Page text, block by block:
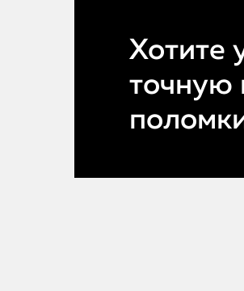
Хотите
точную